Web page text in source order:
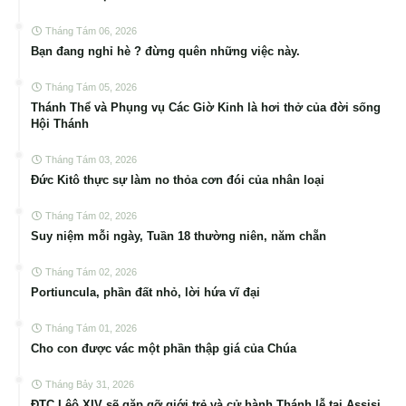
Tháng Tám 06, 2026
Bạn đang nghỉ hè ? đừng quên những việc này.
Tháng Tám 05, 2026
Thánh Thể và Phụng vụ Các Giờ Kinh là hơi thở của đời sống
Hội Thánh
Tháng Tám 03, 2026
Đức Kitô thực sự làm no thỏa cơn đói của nhân loại
Tháng Tám 02, 2026
Suy niệm mỗi ngày, Tuần 18 thường niên, năm chẵn
Tháng Tám 02, 2026
Portiuncula, phần đất nhỏ, lời hứa vĩ đại
Tháng Tám 01, 2026
Cho con được vác một phần thập giá của Chúa
Tháng Bảy 31, 2026